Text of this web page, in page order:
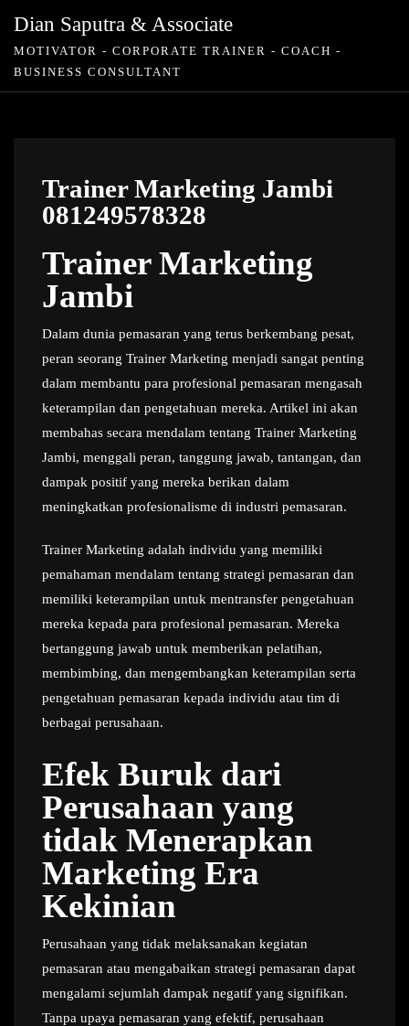
Dian Saputra & Associate
MOTIVATOR - CORPORATE TRAINER - COACH -
BUSINESS CONSULTANT
Trainer Marketing Jambi
081249578328
Trainer Marketing
Jambi
Dalam dunia pemasaran yang terus berkembang pesat,
peran seorang Trainer Marketing menjadi sangat penting
dalam membantu para profesional pemasaran mengasah
keterampilan dan pengetahuan mereka. Artikel ini akan
membahas secara mendalam tentang Trainer Marketing
Jambi, menggali peran, tanggung jawab, tantangan, dan
dampak positif yang mereka berikan dalam
meningkatkan profesionalisme di industri pemasaran.
Trainer Marketing adalah individu yang memiliki
pemahaman mendalam tentang strategi pemasaran dan
memiliki keterampilan untuk mentransfer pengetahuan
mereka kepada para profesional pemasaran. Mereka
bertanggung jawab untuk memberikan pelatihan,
membimbing, dan mengembangkan keterampilan serta
pengetahuan pemasaran kepada individu atau tim di
berbagai perusahaan.
Efek Buruk dari
Perusahaan yang
tidak Menerapkan
Marketing Era
Kekinian
Perusahaan yang tidak melaksanakan kegiatan
pemasaran atau mengabaikan strategi pemasaran dapat
mengalami sejumlah dampak negatif yang signifikan.
Tanpa upaya pemasaran yang efektif, perusahaan